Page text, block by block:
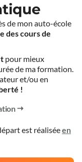
de mon auto-école
des cours de
pour mieux
de ma formation.
et/ou en
!
est réaliséeen